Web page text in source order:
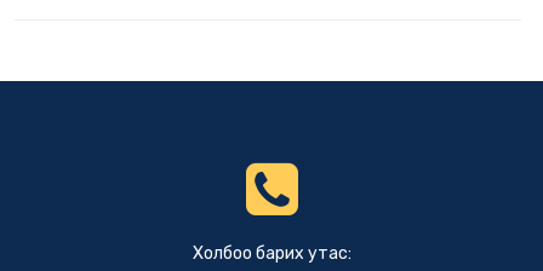
Холбоо барих утас: